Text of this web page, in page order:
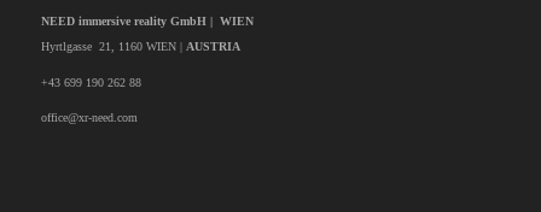
NEED immersive reality GmbH | WIEN
Hyrtlgasse 21, 1160 WIEN | AUSTRIA
+43 699 190 262 88
office@xr-need.com